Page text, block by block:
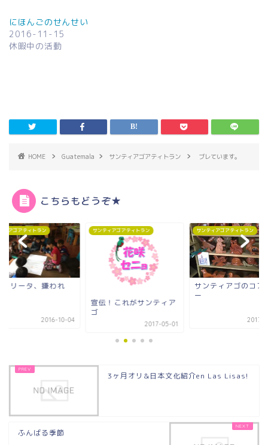
にほんごのせんせい
2016-11-15
休暇中の活動
HOME Guatemala サンティアゴアティトラン ブレています。
こちらもどうぞ★
ィアゴアティトラン
ョリータ、嫌われ
2016-10-04
サンティアゴアティトラン
宣伝！これがサンティア
ゴ
2017-05-01
サンティアゴアティトラン
サンティアゴのコア
ー
2017-
3ヶ月オリ&日本文化紹介en Las Lisas!
ふんばる季節